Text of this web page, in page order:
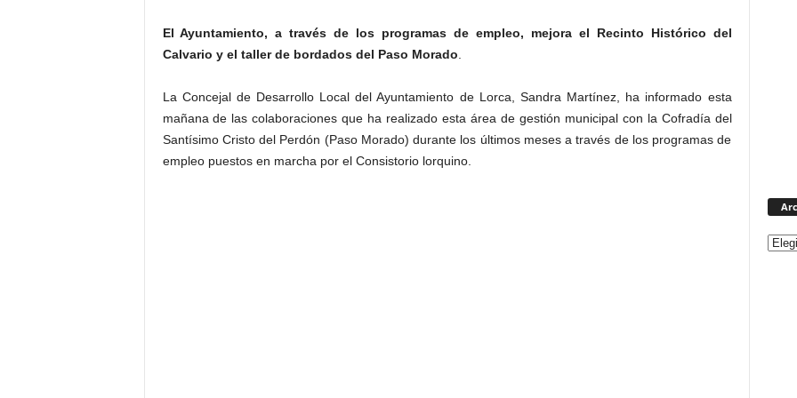
El Ayuntamiento, a través de los programas de empleo, mejora el Recinto Histórico del
Calvario y el taller de bordados del Paso Morado
La Concejal de Desarrollo Local del Ayuntamiento de Lorca, Sandra Martínez, ha informado esta
mañana de las colaboraciones que ha realizado esta área de gestión municipal con la Cofradía del
Santísimo Cristo del Perdón (Paso Morado) durante los últimos meses a través de los programas de
empleo puestos en marcha por el Consistorio lorquino.